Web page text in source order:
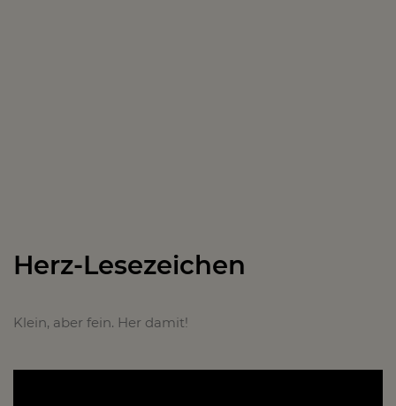
Herz-Lesezeichen
Klein, aber fein. Her damit!